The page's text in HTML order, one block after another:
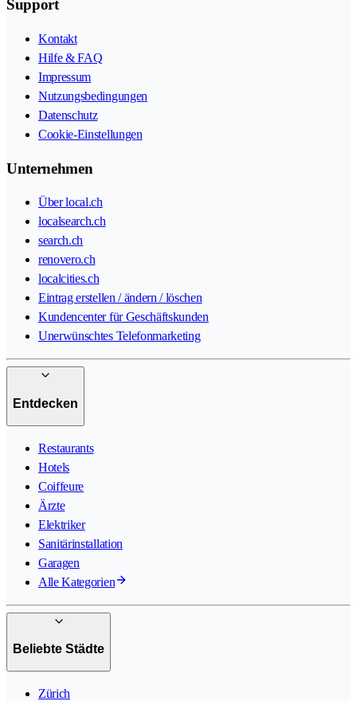
Support
Kontakt
Hilfe & FAQ
Impressum
Nutzungsbedingungen
Datenschutz
Cookie-Einstellungen
Unternehmen
Über local.ch
localsearch.ch
search.ch
renovero.ch
localcities.ch
Eintrag erstellen / ändern / löschen
Kundencenter für Geschäftskunden
Unerwünschtes Telefonmarketing
Entdecken
Restaurants
Hotels
Coiffeure
Ärzte
Elektriker
Sanitärinstallation
Garagen
Alle Kategorien
Beliebte Städte
Zürich